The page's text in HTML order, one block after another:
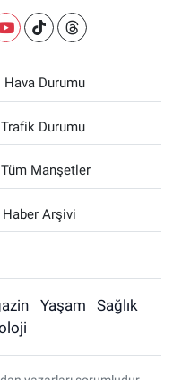
Hava Durumu
Trafik Durumu
Tüm Manşetler
Haber Arşivi
Yaşam
Sağlık